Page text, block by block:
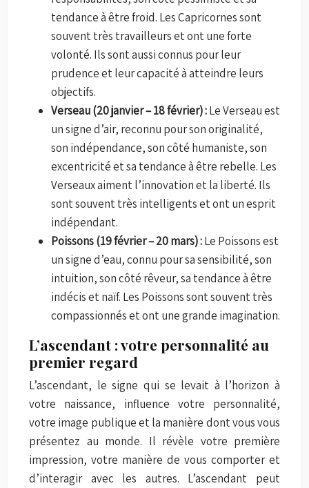
tendance à être froid. Les Capricornes sont
souvent très travailleurs et ont une forte
volonté. Ils sont aussi connus pour leur
prudence et leur capacité à atteindre leurs
objectifs.
Verseau (20 janvier – 18 février) :Le Verseau est
un signe d’air, reconnu pour son originalité,
son indépendance, son côté humaniste, son
excentricité et sa tendance à être rebelle. Les
Verseaux aiment l’innovation et la liberté. Ils
sont souvent très intelligents et ont un esprit
indépendant.
Poissons (19 février – 20 mars) :Le Poissons est
un signe d’eau, connu pour sa sensibilité, son
intuition, son côté rêveur, sa tendance à être
indécis et naïf. Les Poissons sont souvent très
compassionnés et ont une grande imagination.
L’ascendant : votre personnalité au
premier regard
L’ascendant, le signe qui se levait à l’horizon à
votre naissance, influence votre personnalité,
votre image publique et la manière dont vous vous
présentez au monde. Il révèle votre première
impression, votre manière de vous comporter et
d’interagir avec les autres. L’ascendant peut